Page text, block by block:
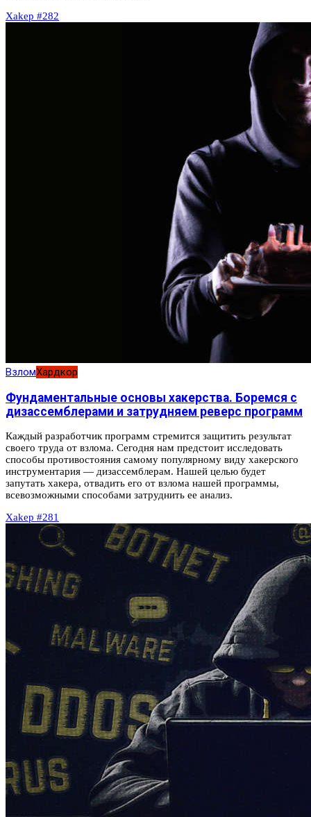
Xakep #282
ВзломХардкор
Фундаментальные основы хакерства. Боремся с
дизассемблерами и затрудняем реверс программ
Каждый разработчик программ стремится защитить результат
своего труда от взлома. Сегодня нам предстоит исследовать
способы противостояния самому популярному виду хакерского
инструментария — дизассемблерам. Нашей целью будет
запутать хакера, отвадить его от взлома нашей программы,
всевозможными способами затруднить ее анализ.
Xakep #281